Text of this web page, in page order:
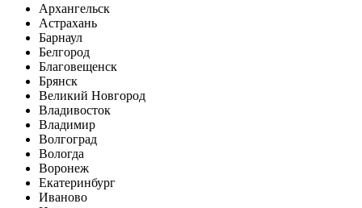
Архангельск
Астрахань
Барнаул
Белгород
Благовещенск
Брянск
Великий Новгород
Владивосток
Владимир
Волгоград
Вологда
Воронеж
Екатеринбург
Иваново